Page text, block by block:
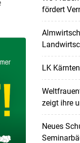
fördert
LK
zeigt ihre
Neues